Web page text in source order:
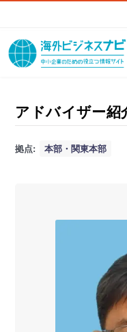
海外
海外展開そもそも講座
進出・支援事例
北陸本部
海外展開アドバイス支
海外展開支援メニュ
アドバイザー紹
拠点: 本部・関東本部